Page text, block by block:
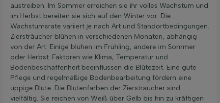
austreiben. Im Sommer erreichen sie ihr volles Wachstum und
im Herbst bereiten sie sich auf den Winter vor. Die
Wachstumsrate variiert je nach Art und Standortbedingungen.
Ziersträucher blühen in verschiedenen Monaten, abhängig
von der Art. Einige blühen im Frühling, andere im Sommer
oder Herbst. Faktoren wie Klima, Temperatur und
Bodenbeschaffenheit beeinflussen die Blütezeit. Eine gute
Pflege und regelmäßige Bodenbearbeitung fördern eine
üppige Blüte. Die Blütenfarben der Ziersträucher sind
vielfältig. Sie reichen von Weiß über Gelb bis hin zu kräftigen